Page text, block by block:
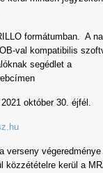
formátumban. A
val kompatibilis
segédlet a
2021 október 30. éjfél.
verseny
közzétételre kerül a